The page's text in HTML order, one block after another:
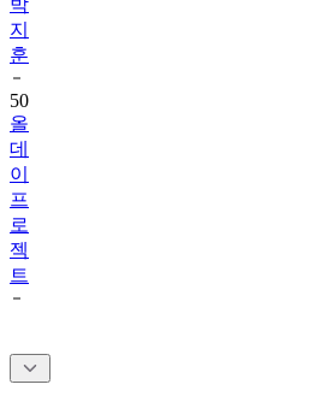
훈
50
올
데
이
프
로
젝
트